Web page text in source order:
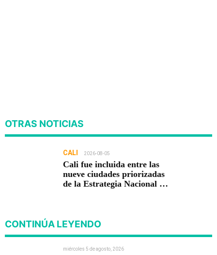
OTRAS NOTICIAS
CALI 2026-08-05
Cali fue incluida entre las
nueve ciudades priorizadas
de la Estrategia Nacional de
CONTINÚA LEYENDO
miércoles 5 de agosto, 2026